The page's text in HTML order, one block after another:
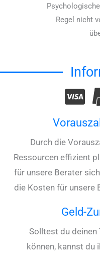
Regel nicht
Durch die
Ressourcen effizient
für unsere Berater
die Kosten für unsere
Geld-
Solltest du deinen
können, kannst du